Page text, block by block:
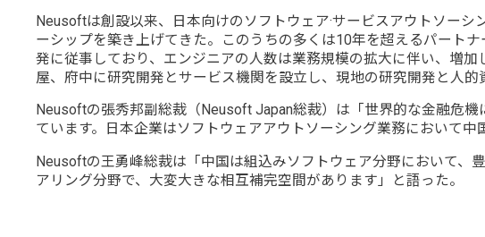
Neusoftは創設以来、日本向けのソフトウェア·サービスアウトソー
ーシップを築き上げてきた。このうちの多くは10年を超えるパート
発に従事しており、エンジニアの人数は業務規模の拡大に伴い、増
屋、府中に研究開発とサービス機関を設立し、現地の研究開発と人的
Neusoftの張秀邦副総裁（Neusoft Japan総裁）は「世界的な金融危
ています。日本企業はソフトウェアアウトソーシング業務において
Neusoftの王勇峰総裁は「中国は組込みソフトウェア分野において、
アリング分野で、大変大きな相互補完空間があります」と語った。